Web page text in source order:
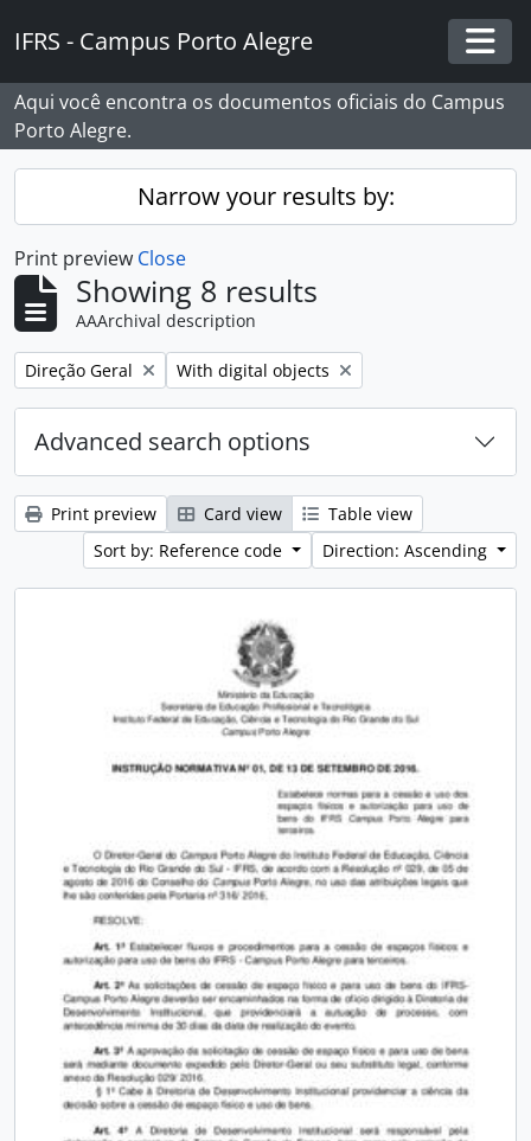
IFRS - Campus Porto Alegre
Aqui você encontra os documentos oficiais do Campus
Porto Alegre.
Narrow your results by:
Print preview Close
Showing 8 results
AAArchival description
Remove filter:
Direção Geral Remove filter:
With digital objects
Advanced search options
Print preview Card view
Table view
Sort by: Reference code
Direction: Ascending